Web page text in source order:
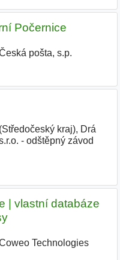
Počernice
pošta, s.p.
kraj), Drá
- odštěpný závod
| vlastní databáze
Technologies